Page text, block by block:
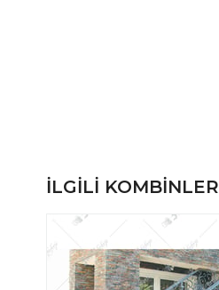
İLGILI KOMBINLER